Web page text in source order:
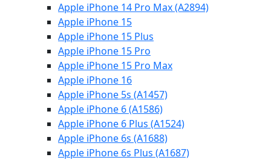
Apple iPhone 14 Pro Max (A2894)
Apple iPhone 15
Apple iPhone 15 Plus
Apple iPhone 15 Pro
Apple iPhone 15 Pro Max
Apple iPhone 16
Apple iPhone 5s (A1457)
Apple iPhone 6 (A1586)
Apple iPhone 6 Plus (A1524)
Apple iPhone 6s (A1688)
Apple iPhone 6s Plus (A1687)